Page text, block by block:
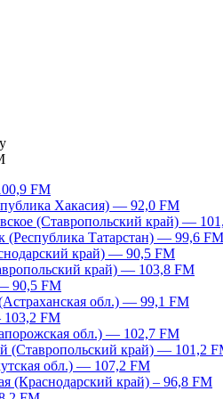
FM
Хакасия) — 92,0 FM
(Ставропольский край) —
(Республика Татарстан) — 99,6 FM
край) — 90,5 FM
край) — 103,8 FM
90,5 FM
обл.) — 99,1 FM
FM
обл.) — 102,7 FM
(Ставропольский край) — 101,2
обл.) — 107,2 FM
(Краснодарский край) – 96,8 FM